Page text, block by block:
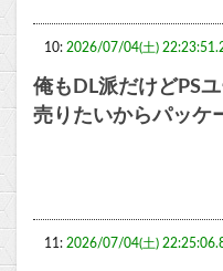
10: 2026/07/04(土)
俺もDL派だけどPS
売りたいからパッケ
11: 2026/07/04(土)